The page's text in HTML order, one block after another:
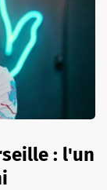
: l'un